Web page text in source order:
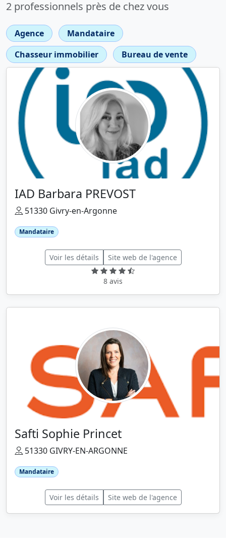
2 professionnels près de chez vous
Agence
Mandataire
Chasseur immobilier
Bureau de vente
IAD Barbara PREVOST
51330 Givry-en-Argonne
Mandataire
Voir les détails Site web de l'agence
8 avis
Safti Sophie Princet
51330 GIVRY-EN-ARGONNE
Mandataire
Voir les détails Site web de l'agence